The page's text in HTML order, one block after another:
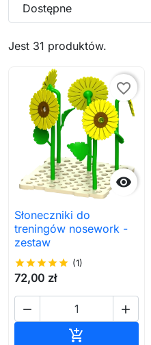
Jest 31 produktów.
Dostępne

favorite_border
Słoneczniki do
treningów nosework -
zestaw
starstarstarstarstar (1)
72,00 zł
 
